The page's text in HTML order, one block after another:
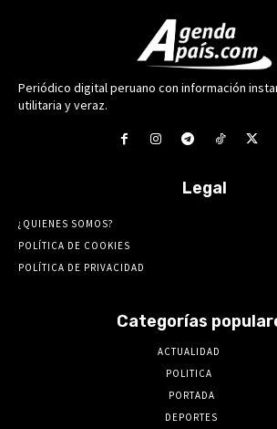
Periódico digital peruano con información
utilitaria y veraz.
Legal
¿QUIENES SOMOS?
POLÍTICA DE COOKIES
POLÍTICA DE PRIVACIDAD
Categorías
ACTUALIDAD
POLITICA
PORTADA
DEPORTES